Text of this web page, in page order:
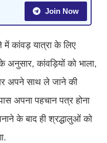
Join Now
में कांवड़ यात्रा के लिए
अनुसार, कांवड़ियों को भाला,
अपने साथ ले जाने की
अपना पहचान पत्र होना
के बाद ही श्रद्धालुओं को